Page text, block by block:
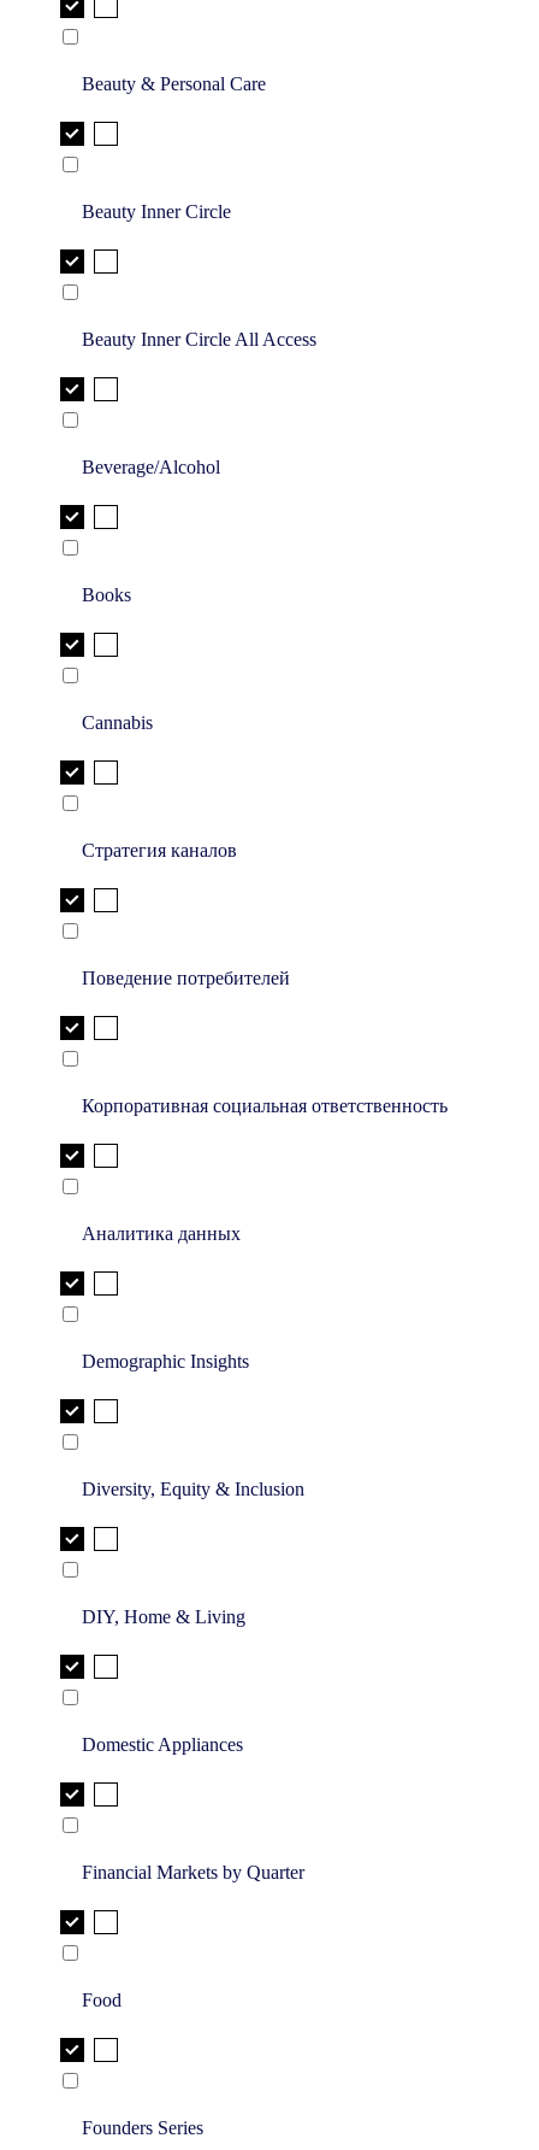
Beauty & Personal Care
Beauty Inner Circle
Beauty Inner Circle All Access
Beverage/Alcohol
Books
Cannabis
Стратегия каналов
Поведение потребителей
Корпоративная социальная ответственность
Аналитика данных
Demographic Insights
Diversity, Equity & Inclusion
DIY, Home & Living
Domestic Appliances
Financial Markets by Quarter
Food
Founders Series